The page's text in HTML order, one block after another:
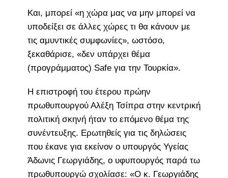
Και, μπορεί «η χώρα μας να μην μπορεί να
υποδείξει σε άλλες χώρες τι θα κάνουν με
τις αμυντικές συμφωνίες», ωστόσο,
ξεκαθάρισε, «δεν υπάρχει θέμα
(προγράμματος) Safe για την Τουρκία».
Η επιστροφή του έτερου πρώην
πρωθυπουργού Αλέξη Τσίπρα στην κεντρική
πολιτική σκηνή ήταν το επόμενο θέμα της
συνέντευξης. Ερωτηθείς για τις δηλώσεις
που έκανε για εκείνον ο υπουργός Υγείας
Άδωνις Γεωργιάδης, ο υφυπουργός παρά τω
πρωθυπουργώ σχολίασε: «Ο κ. Γεωργιάδης